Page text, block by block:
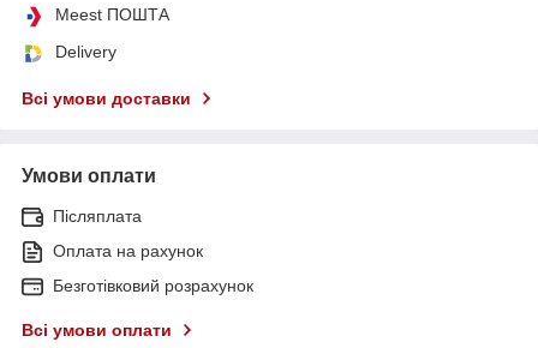
Meest ПОШТА
Delivery
Всі умови доставки
Умови оплати
Післяплата
Оплата на рахунок
Безготівковий розрахунок
Всі умови оплати